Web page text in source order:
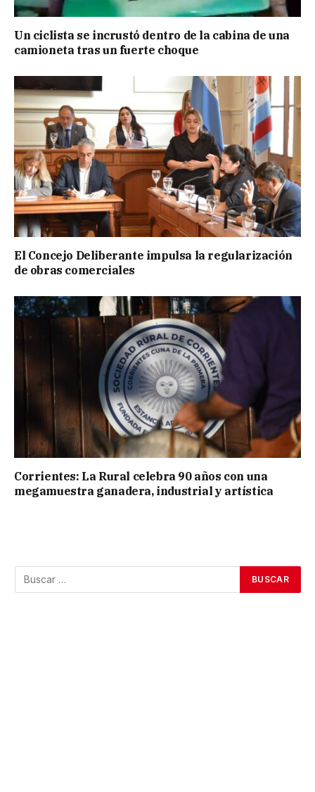
Un ciclista se incrustó dentro de la cabina de una
camioneta tras un fuerte choque
El Concejo Deliberante impulsa la regularización
de obras comerciales
Corrientes: La Rural celebra 90 años con una
megamuestra ganadera, industrial y artística